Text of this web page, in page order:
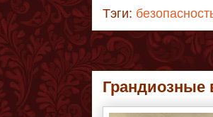
Тэги:
Грандиозные